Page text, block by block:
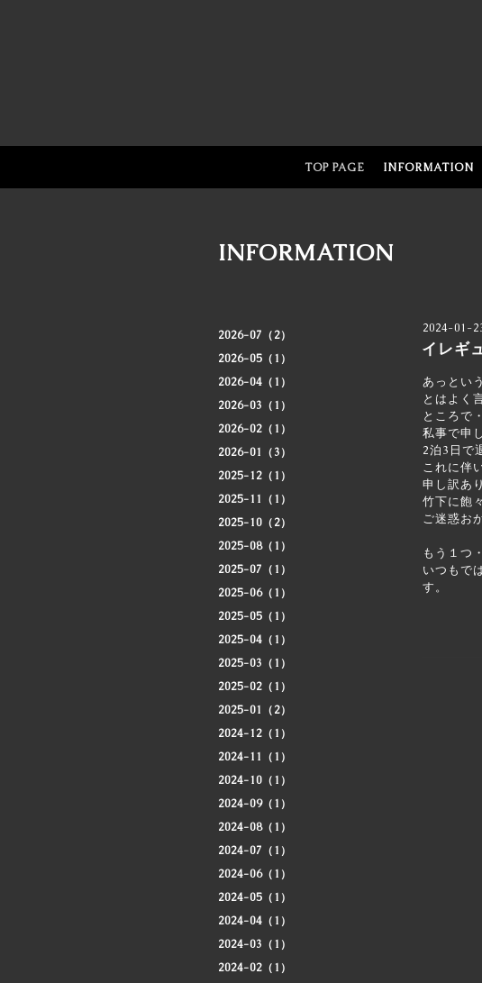
TOP PAGE INFORMATION
2026-07（2）
2026-05（1）
2026-04（1）
2026-03（1）
2026-02（1）
2026-01（3）
2025-12（1）
2025-11（1）
2025-10（2）
2025-08（1）
2025-07（1）
2025-06（1）
2025-05（1）
2025-04（1）
2025-03（1）
2025-02（1）
2025-01（2）
2024-12（1）
2024-11（1）
2024-10（1）
2024-09（1）
2024-08（1）
2024-07（1）
2024-06（1）
2024-05（1）
2024-04（1）
2024-03（1）
2024-02（1）
INFORMATION
2024-01-
イレギ
あっとい
とはよく
ところで
私事で申
2泊3日で
これに伴
申し訳あ
竹下に飽
ご迷惑お
もう１つ
いつもで
す。